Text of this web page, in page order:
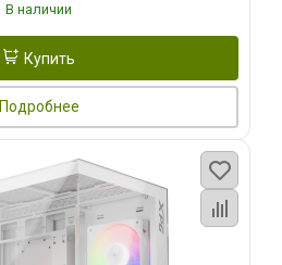
В наличии
Купить
Подробнее